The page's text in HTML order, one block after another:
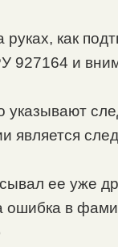
как
927164 и
указывают
является
ее уже
ошибка в